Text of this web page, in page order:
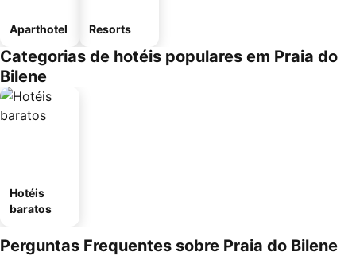
Aparthotel Resorts
Categorias de hotéis populares em Praia do
Bilene
Hotéis
baratos
Perguntas Frequentes sobre Praia do Bilene